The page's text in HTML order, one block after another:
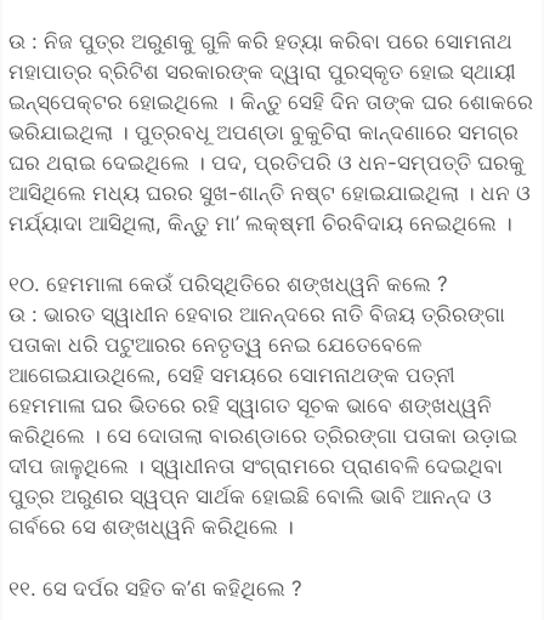
ଉ : ନିଜ ପୁତ୍ର ଅରୁଣକୁ ଗୁଳି କରି ହତ୍ୟା କରିବା ପରେ ସୋମନାଥ
ମହାପାତ୍ର ବ୍ରିଟିଶ ସରକାରଙ୍କ ଦ୍ୱାରା ପୁରସ୍କୃତ ହୋଇ ସ୍ଥାୟୀ
ଇନ୍‌ସ୍ପେକ୍ଟର ହୋଇଥିଲେ । କିନ୍ତୁ ସେହି ଦିନ ତାଙ୍କ ଘର ଶୋକରେ
ଭରିଯାଇଥିଲା । ପୁତ୍ରବଧୂ ଅପଣ୍ଡା ବୁକୁଚିରା କାନ୍ଦଣାରେ ସମଗ୍ର
ଘର ଥରାଇ ଦେଇଥିଲେ । ପଦ, ପ୍ରତିପରି ଓ ଧନ-ସମ୍ପତ୍ତି ଘରକୁ
ଆସିଥିଲେ ମଧ୍ୟ ଘରର ସୁଖ-ଶାନ୍ତି ନଷ୍ଟ ହୋଇଯାଇଥିଲା । ଧନ ଓ
ମର୍ଯ୍ୟାଦା ଆସିଥିଲା, କିନ୍ତୁ ମା’ ଲକ୍ଷ୍ମୀ ଚିରବିଦାୟ ନେଇଥିଲେ ।
୧୦. ହେମମାଳା କେଉଁ ପରିସ୍ଥିତିରେ ଶଙ୍ଖଧ୍ୱନି କଲେ ?
ଉ : ଭାରତ ସ୍ୱାଧୀନ ହେବାର ଆନନ୍ଦରେ ନାତି ବିଜୟ ତ୍ରିରଙ୍ଗା
ପତାକା ଧରି ପଟୁଆରର ନେତୃତ୍ୱ ନେଇ ଯେତେବେଳେ
ଆଗେଇଯାଉଥିଲେ, ସେହି ସମୟରେ ସୋମନାଥଙ୍କ ପତ୍ନୀ
ହେମମାଳା ଘର ଭିତରେ ରହି ସ୍ୱାଗତ ସୂଚକ ଭାବେ ଶଙ୍ଖଧ୍ୱନି
କରିଥିଲେ । ସେ ଦୋତାଲା ବାରଣ୍ଡାରେ ତ୍ରିରଙ୍ଗା ପତାକା ଉଡ଼ାଇ
ଦୀପ ଜାଳୁଥିଲେ । ସ୍ୱାଧୀନତା ସଂଗ୍ରାମରେ ପ୍ରାଣବଳି ଦେଇଥିବା
ପୁତ୍ର ଅରୁଣର ସ୍ୱପ୍ନ ସାର୍ଥକ ହୋଇଛି ବୋଲି ଭାବି ଆନନ୍ଦ ଓ
ଗର୍ବରେ ସେ ଶଙ୍ଖଧ୍ୱନି କରିଥିଲେ ।
୧୧. ସେ ଦର୍ପର ସହିତ କ’ଣ କହିଥିଲେ ?